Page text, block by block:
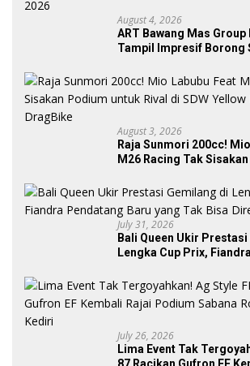
August 4, 2026
ART Bawang Mas
Tampil Impresif Borong Sebelas Trofi
2026
August 3, 2026
Raja Sunmori 200cc!
M26 Racing Tak
July 31, 2026
Bali Queen Ukir
Lengka Cup Prix,
July 26, 2026
Lima Event Tak
87 Racikan Gufron EF